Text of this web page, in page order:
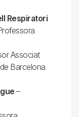
Respiratori
Associat
Barcelona
–